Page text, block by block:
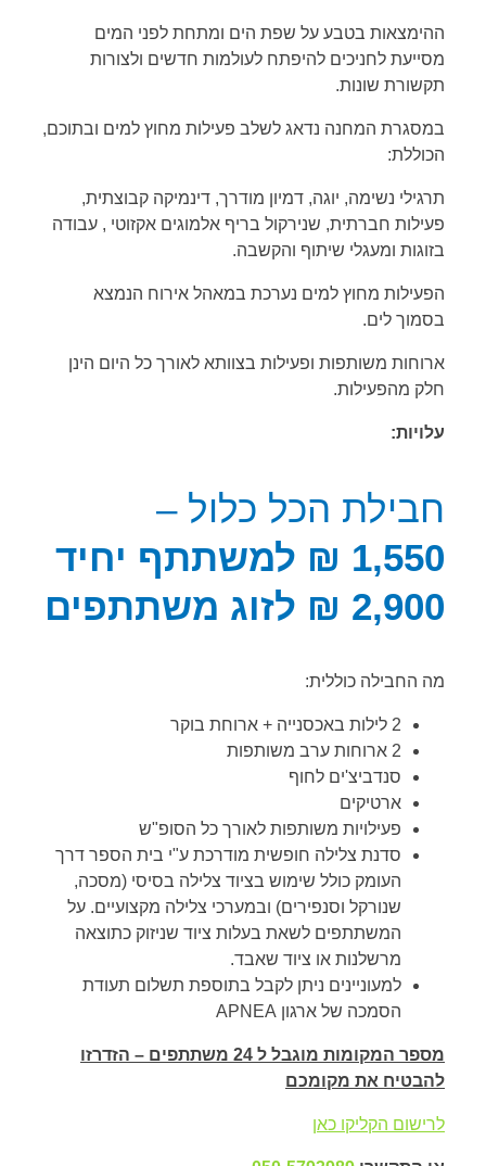
ההימצאות בטבע על שפת הים ומתחת לפני המים
מסייעת לחניכים להיפתח לעולמות חדשים ולצורות
תקשורת שונות.
במסגרת המחנה נדאג לשלב פעילות מחוץ למים ובתוכם,
הכוללת:
תרגילי נשימה, יוגה, דמיון מודרך, דינמיקה קבוצתית,
פעילות חברתית, שנירקול בריף אלמוגים אקזוטי , עבודה
בזוגות ומעגלי שיתוף והקשבה.
הפעילות מחוץ למים נערכת במאהל אירוח הנמצא
בסמוך לים.
ארוחות משותפות ופעילות בצוותא לאורך כל היום הינן
חלק מהפעילות.
עלויות:
חבילת הכל כלול –
1,550 ₪ למשתתף יחיד
2,900 ₪ לזוג משתתפים
מה החבילה כוללית:
2 לילות באכסנייה + ארוחת בוקר
2 ארוחות ערב משותפות
סנדביצ'ים לחוף
ארטיקים
פעילויות משותפות לאורך כל הסופ"ש
סדנת צלילה חופשית מודרכת ע"י בית הספר דרך
העומק כולל שימוש בציוד צלילה בסיסי (מסכה,
שנורקל וסנפירים) ובמערכי צלילה מקצועיים. על
המשתתפים לשאת בעלות ציוד שניזוק כתוצאה
מרשלנות או ציוד שאבד.
למעוניינים ניתן לקבל בתוספת תשלום תעודת
הסמכה של ארגון APNEA
מספר המקומות מוגבל ל 24 משתתפים – הזדרזו
להבטיח את מקומכם
לרישום הקליקו כאן